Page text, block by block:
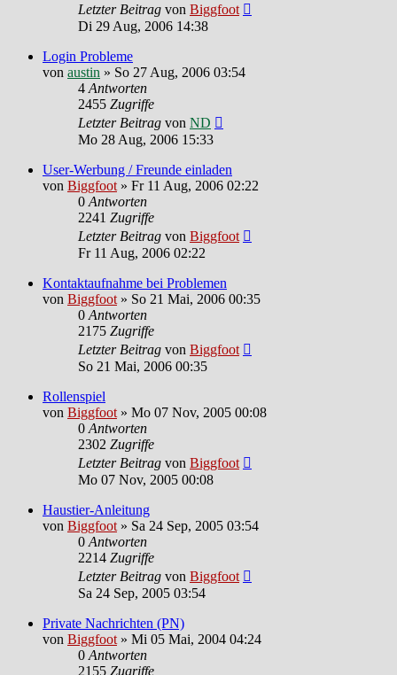
Letzter Beitrag von Biggfoot
Di 29 Aug, 2006 14:38
Login Probleme
von austin » So 27 Aug, 2006 03:54
4Antworten
2455 Zugriffe
Letzter Beitrag von ND
Mo 28 Aug, 2006 15:33
User-Werbung / Freunde einladen
von Biggfoot» Fr 11 Aug, 2006 02:22
0Antworten
2241 Zugriffe
Letzter Beitrag von Biggfoot
Fr 11 Aug, 2006 02:22
Kontaktaufnahme bei Problemen
von Biggfoot» So 21 Mai, 2006 00:35
0Antworten
2175 Zugriffe
Letzter Beitrag von Biggfoot
So 21 Mai, 2006 00:35
Rollenspiel
von Biggfoot» Mo 07 Nov, 2005 00:08
0Antworten
2302 Zugriffe
Letzter Beitrag von Biggfoot
Mo 07 Nov, 2005 00:08
Haustier-Anleitung
von Biggfoot» Sa 24 Sep, 2005 03:54
0Antworten
2214 Zugriffe
Letzter Beitrag von Biggfoot
Sa 24 Sep, 2005 03:54
Private Nachrichten (PN)
von Biggfoot» Mi 05 Mai, 2004 04:24
0Antworten
2155 Zugriffe